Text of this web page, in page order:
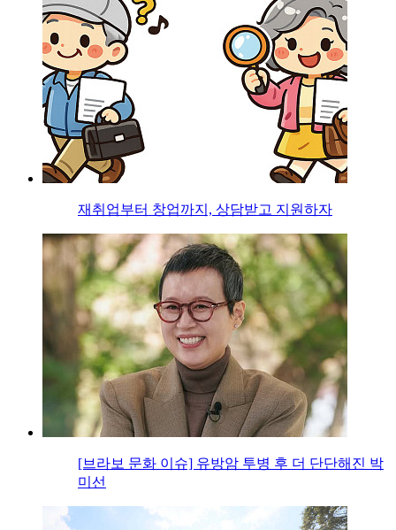
재취업부터 창업까지, 상담받고 지원하자
[브라보 문화 이슈] 유방암 투병 후 더 단단해진 박
미선